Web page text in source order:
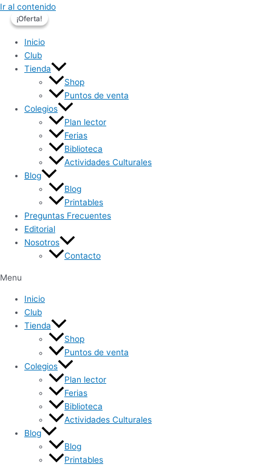
Ir al contenido
Inicio
Club
Tienda
Shop
Puntos de venta
Colegios
Plan lector
Ferias
Biblioteca
Actividades Culturales
Blog
Blog
Printables
Preguntas Frecuentes
Editorial
Nosotros
Contacto
Menu
Inicio
Club
Tienda
Shop
Puntos de venta
Colegios
Plan lector
Ferias
Biblioteca
Actividades Culturales
Blog
Blog
Printables
¡Oferta!
¡Oferta!